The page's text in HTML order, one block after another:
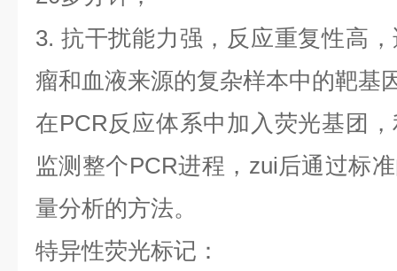
3. 抗干扰能力强，反应重复性高
瘤和血液来源的复杂样本中的靶基
在PCR反应体系中加入荧光基团
监测整个PCR进程， zui后通过标
量分析的方法。
特异性荧光标记：